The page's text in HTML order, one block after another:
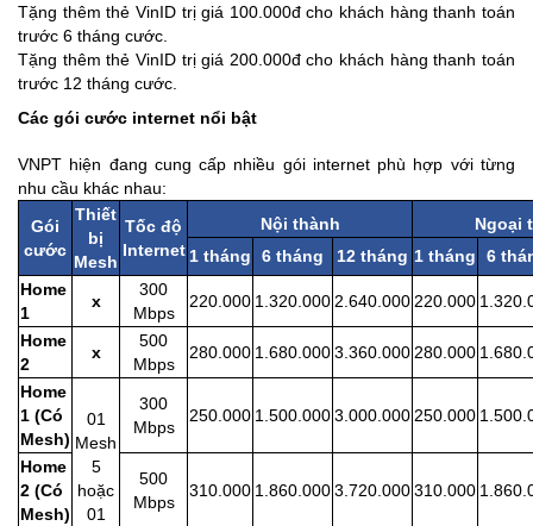
Tặng thêm thẻ VinID trị giá 100.000đ cho khách hàng thanh toán
trước 6 tháng cước.
Tặng thêm thẻ VinID trị giá 200.000đ cho khách hàng thanh toán
trước 12 tháng cước.
Các gói cước internet nổi bật
VNPT hiện đang cung cấp nhiều gói internet phù hợp với từng
nhu cầu khác nhau:
Gói
cước
Thiết
bị
Mesh
Tốc độ
Internet
Nội thành
Ngoại
1 tháng
6 tháng 12 tháng 1 tháng
6
Home
1
x
300
Mbps
220.000 1.320.0002.640.000220.000
Home
2
x
500
Mbps
280.000 1.680.0003.360.000280.000
Home
1 (Có
Mesh)
01
Mesh
5
hoặc
01
300
Mbps
250.000 1.500.0003.000.000250.000
Home
2 (Có
Mesh)
500
Mbps
310.000 1.860.0003.720.000310.000